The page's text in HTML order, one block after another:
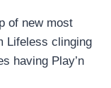
of new most
Lifeless clinging
having Play’n